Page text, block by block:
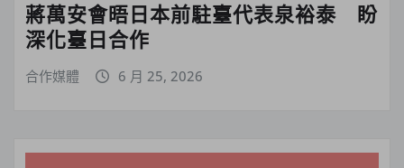
蔣萬安會晤日本前駐臺代表泉裕泰 盼
深化臺日合作
合作媒體 6 月 25, 2026